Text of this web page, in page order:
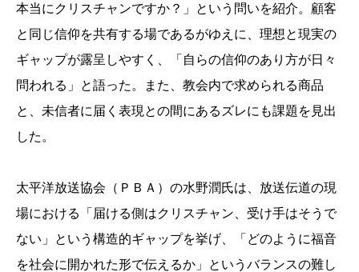
本当にクリスチャンですか？」という問いを紹介。顧客
と同じ信仰を共有する場であるがゆえに、理想と現実の
ギャップが露呈しやすく、「自らの信仰のあり方が日々
問われる」と語った。また、教会内で求められる商品
と、未信者に届く表現との間にあるズレにも課題を見出
した。
太平洋放送協会（ＰＢＡ）の水野潤氏は、放送伝道の現
場における「届ける側はクリスチャン、受け手はそうで
ない」という構造的ギャップを挙げ、「どのように福音
を社会に開かれた形で伝えるか」というバランスの難し